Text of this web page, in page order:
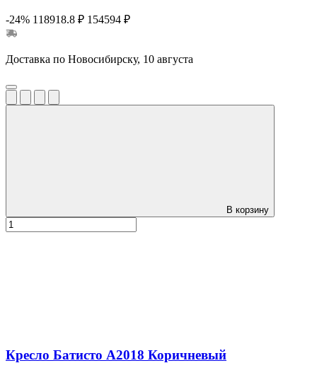
-24% 118918.8 ₽ 154594 ₽
Доставка по Новосибирску, 10 августа
В корзину
Кресло Батисто А2018 Коричневый